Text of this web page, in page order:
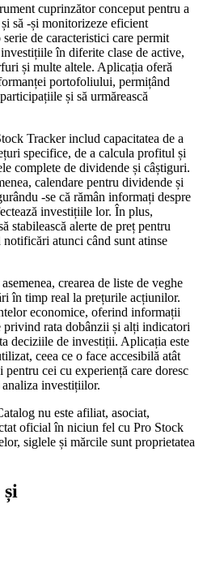
cuprinzător conceput pentru a
să -și monitorizeze eficient
de caracteristici care permit
în diferite clase de active,
și multe altele. Aplicația oferă
portofoliului, permițând
și să urmărească
Tracker includ capacitatea de a
specifice, de a calcula profitul și
complete de dividende și câștiguri.
calendare pentru dividende și
-se că rămân informați despre
investițiile lor. În plus,
stabilească alerte de preț pentru
atunci când sunt atinse
crearea de liste de veghe
în timp real la prețurile acțiunilor.
economice, oferind informații
rata dobânzii și alți indicatori
deciziile de investiții. Aplicația este
ceea ce o face accesibilă atât
cei cu experiență care doresc
investițiilor.
nu este afiliat, asociat,
oficial în niciun fel cu Pro Stock
siglele și mărcile sunt proprietatea